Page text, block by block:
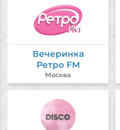
Вечеринка
Ретро FM
Москва